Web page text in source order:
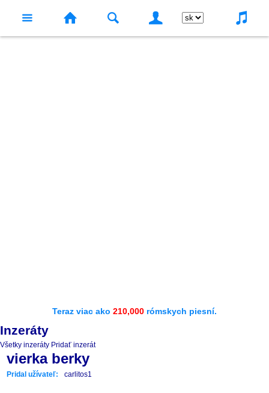
Teraz viac ako 210,000 rómskych piesní.
Inzeráty
Všetky inzeráty Pridať inzerát
vierka berky
Pridal užívateľ: carlitos1